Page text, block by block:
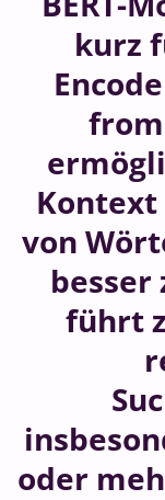
kurz
von
besser
führt
oder